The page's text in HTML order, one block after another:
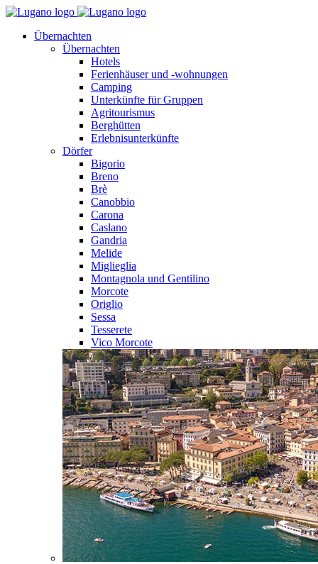
Übernachten
Übernachten
Hotels
Ferienhäuser und -wohnungen
Camping
Unterkünfte für Gruppen
Agritourismus
Berghütten
Erlebnisunterkünfte
Dörfer
Bigorio
Breno
Brè
Canobbio
Carona
Caslano
Gandria
Melide
Miglieglia
Montagnola und Gentilino
Morcote
Origlio
Sessa
Tesserete
Vico Morcote